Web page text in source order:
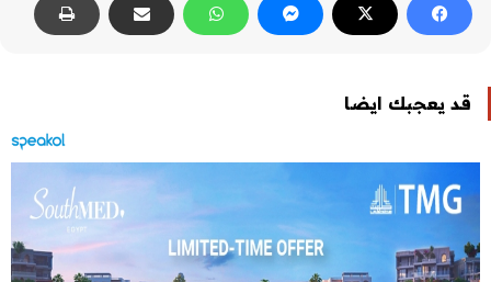
قد يعجبك ايضا